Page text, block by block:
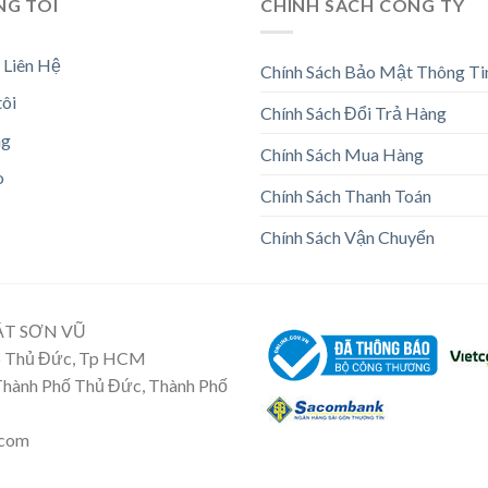
TÔI
Hệ
CHÍNH SÁCH CÔNG TY
Chính Sách Bảo Mật Thông
Chính Sách Đổi Trả Hàng
Chính Sách Mua Hàng
Chính Sách Thanh Toán
Chính Sách Vận Chuyển
SƠN VŨ
Thủ Đức, Tp HCM
Phố Thủ Đức, Thành Phố